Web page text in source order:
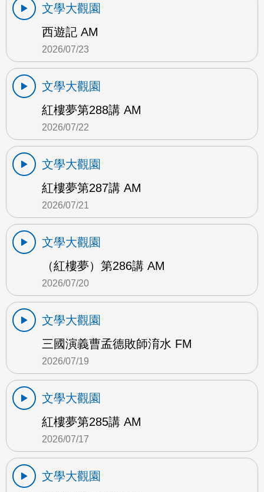
文學大觀園
西遊記 AM
2026/07/23
文學大觀園
紅樓夢第288講 AM
2026/07/22
文學大觀園
紅樓夢第287講 AM
2026/07/21
文學大觀園
（紅樓夢）第286講 AM
2026/07/20
文學大觀園
三國演義曹孟德敗師淯水 FM
2026/07/19
文學大觀園
紅樓夢第285講 AM
2026/07/17
文學大觀園